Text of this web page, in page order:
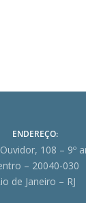
ENDEREÇO:
108 – 9º
– 20040-030
de Janeiro – RJ